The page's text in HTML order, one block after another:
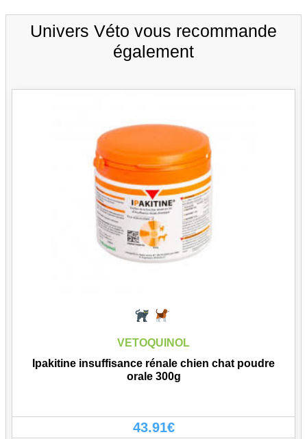
Univers Véto vous recommande
également
VETOQUINOL
Ipakitine insuffisance rénale chien chat poudre
orale 300g
43.91€